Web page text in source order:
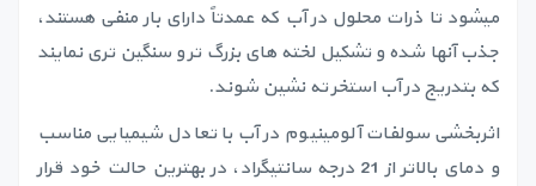
میشود تا ذرات محلول در آب که عمدتاً دارای بار منفی هستند،
جذب آنها شده و تشکیل لخته های بزرگ تر و سنگین تری نمایند
که بتدریج در آب استخر ته نشین شوند.
اثربخشی سولفات آلومینیوم در آب با تعادل شیمیایی مناسب
و دمای بالاتر از 21 درجه سانتیگراد، در بهترین حالت خود قرار